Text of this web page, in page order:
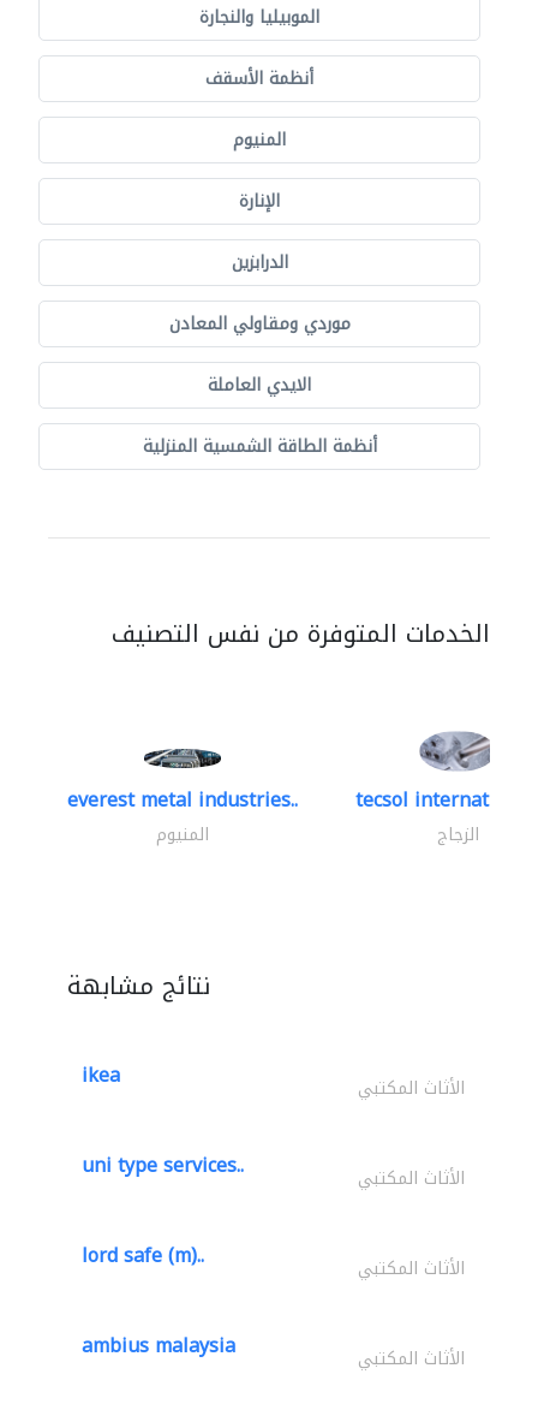
الموبيليا والنجارة
أنظمة الأسقف
المنيوم
الإنارة
الدرابزين
موردي ومقاولي المعادن
الايدي العاملة
أنظمة الطاقة الشمسية المنزلية
الخدمات المتوفرة من نفس التصنيف
everest metal industries..
المنيوم
tecsol
الزجاج
نتائج مشابهة
ikea الأثاث المكتبي
uni type services.. الأثاث المكتبي
lord safe (m).. الأثاث المكتبي
ambius malaysia الأثاث المكتبي